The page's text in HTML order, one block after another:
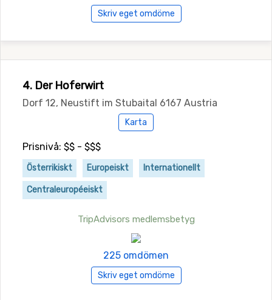
Skriv eget omdöme
4. Der Hoferwirt
Dorf 12, Neustift im Stubaital 6167 Austria
Karta
Prisnivå: $$ - $$$
Österrikiskt Europeiskt Internationellt
Centraleuropéeiskt
TripAdvisors medlemsbetyg
225 omdömen
Skriv eget omdöme